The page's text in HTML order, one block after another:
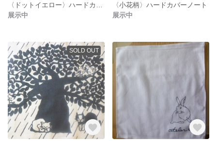
展示中
〈小花柄〉ハードカバーノート
展示中
SOLD OUT